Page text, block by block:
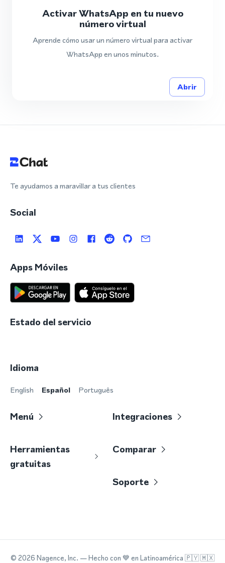
Activar WhatsApp en tu nuevo
número virtual
Aprende cómo usar un número virtual para activar
WhatsApp en unos minutos.
Abrir
Te ayudamos a maravillar a tus clientes
Social
Apps Móviles
Estado del servicio
Idioma
English Español Português
Menú Integraciones
Herramientas
gratuitas
Comparar
Soporte
© 2026 Nagence, Inc. — Hecho con 💙 en Latinoamérica 🇵🇾 🇲🇽